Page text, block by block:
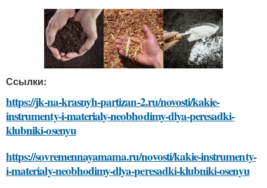
Ссылки:
https://jk-na-krasnyh-partizan-2.ru/novosti/kakie-
instrumenty-i-materialy-neobhodimy-dlya-peresadki-
klubniki-osenyu
https://sovremennayamama.ru/novosti/kakie-instrumenty-
i-materialy-neobhodimy-dlya-peresadki-klubniki-osenyu